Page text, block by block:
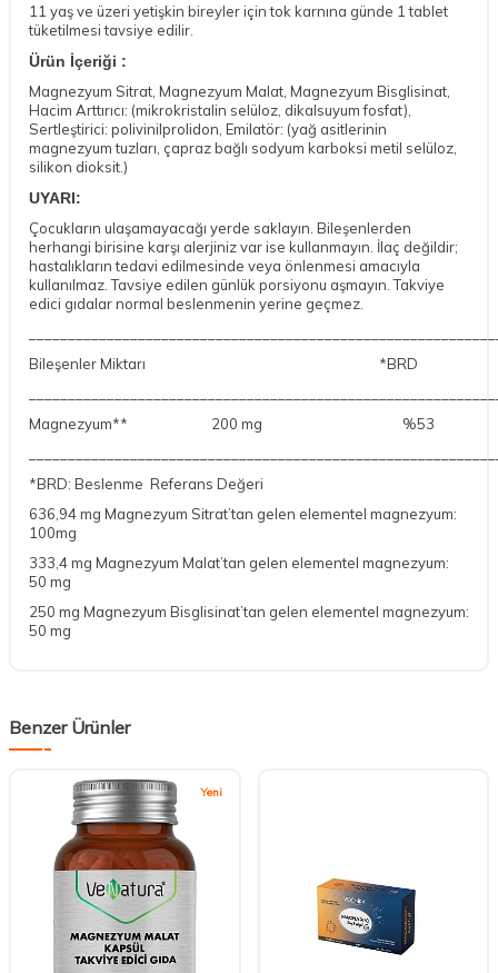
11 yaş ve üzeri yetişkin bireyler için tok karnına günde 1 tablet
tüketilmesi tavsiye edilir.
Ürün İçeriği :
Magnezyum Sitrat, Magnezyum Malat, Magnezyum Bisglisinat,
Hacim Arttırıcı: (mikrokristalin selüloz, dikalsuyum fosfat),
Sertleştirici: polivinilprolidon, Emilatör: (yağ asitlerinin
magnezyum tuzları, çapraz bağlı sodyum karboksi metil selüloz,
silikon dioksit.)
UYARI:
Çocukların ulaşamayacağı yerde saklayın. Bileşenlerden
herhangi birisine karşı alerjiniz var ise kullanmayın. İlaç değildir;
hastalıkların tedavi edilmesinde veya önlenmesi amacıyla
kullanılmaz. Tavsiye edilen günlük porsiyonu aşmayın. Takviye
edici gıdalar normal beslenmenin yerine geçmez.
BileşenlerMiktarı
*BRD
Magnezyum**
200 mg
%53
*BRD: Beslenme Referans Değeri
636,94 mg Magnezyum Sitrat’tan gelen elementel magnezyum:
100mg
333,4 mg Magnezyum Malat’tan gelen elementel magnezyum:
50 mg
250 mg Magnezyum Bisglisinat’tan gelen elementel magnezyum:
50 mg
Benzer Ürünler
Yeni